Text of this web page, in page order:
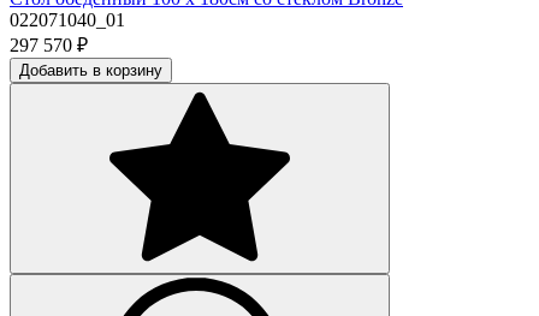
022071040_01
297 570 ₽
Добавить в корзину